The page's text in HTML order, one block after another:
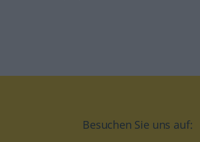
Besuchen Sie uns auf: